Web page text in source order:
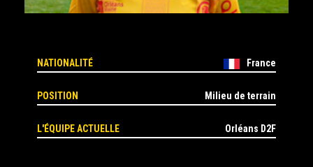
NATIONALITÉ France
POSITION Milieu de terrain
L'ÉQUIPE ACTUELLE Orléans D2F